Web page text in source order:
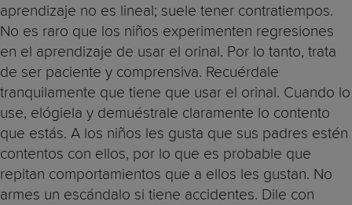
aprendizaje no es lineal; suele tener contratiempos.
No es raro que los niños experimenten regresiones
en el aprendizaje de usar el orinal. Por lo tanto, trata
de ser paciente y comprensiva. Recuérdale
tranquilamente que tiene que usar el orinal. Cuando lo
use, elógiela y demuéstrale claramente lo contento
que estás. A los niños les gusta que sus padres estén
contentos con ellos, por lo que es probable que
repitan comportamientos que a ellos les gustan. No
armes un escándalo si tiene accidentes. Dile con